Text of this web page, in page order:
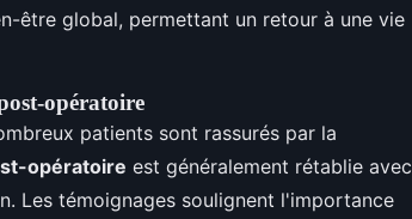
être global, permettant un retour à une vie
opératoire
patients sont rassurés par la
opératoire est généralement rétablie avec
Les témoignages soulignent l'importance